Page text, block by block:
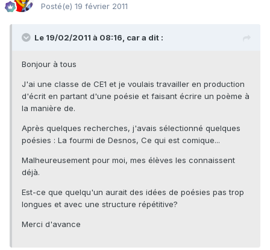
Posté(e) 19 février 2011
Le 19/02/2011 à 08:16, car a dit :
Bonjour à tous
J'ai une classe de CE1 et je voulais travailler en production
d'écrit en partant d'une poésie et faisant écrire un poème à
la manière de.
Après quelques recherches, j'avais sélectionné quelques
poésies : La fourmi de Desnos, Ce qui est comique...
Malheureusement pour moi, mes élèves les connaissent
déjà.
Est-ce que quelqu'un aurait des idées de poésies pas trop
longues et avec une structure répétitive?
Merci d'avance